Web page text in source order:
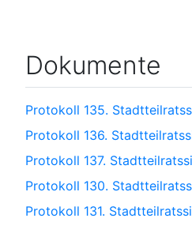
Dokumente
Protokoll 135.
Protokoll 136.
Protokoll 137.
Protokoll 130.
Protokoll 131.